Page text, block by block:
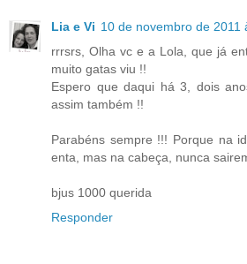
Lia e Vi 10 de novembro de 2011
rrrsrs, Olha vc e a Lola, que já
muito gatas viu !!
Espero que daqui há 3, dois
assim também !!
Parabéns sempre !!! Porque na
enta, mas na cabeça, nunca
bjus 1000 querida
Responder